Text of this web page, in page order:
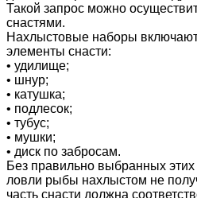
Такой запрос можно
снастями.
Нахлыстовые наборы
элементы снасти:
• удилище;
• шнур;
• катушка;
• подлесок;
• тубус;
• мушки;
• диск по забросам.
Без правильно выбранных
ловли рыбы нахлыстом не
часть снасти должна